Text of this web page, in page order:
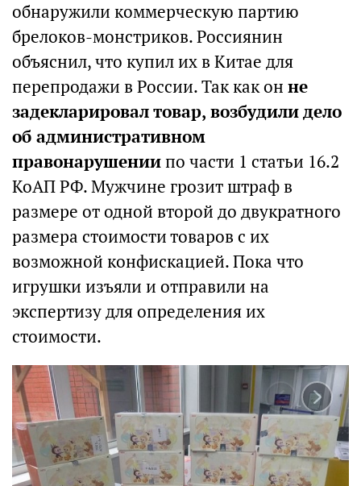
обнаружили коммерческую партию
брелоков-монстриков. Россиянин
объяснил, что купил их в Китае для
перепродажи в России. Так как он не
задекларировал товар, возбудили дело
об административном
правонарушениипо части 1 статьи 16.2
КоАП РФ. Мужчине грозит штраф в
размере от одной второй до двукратного
размера стоимости товаров с их
возможной конфискацией. Пока что
игрушки изъяли и отправили на
экспертизу для определения их
стоимости.